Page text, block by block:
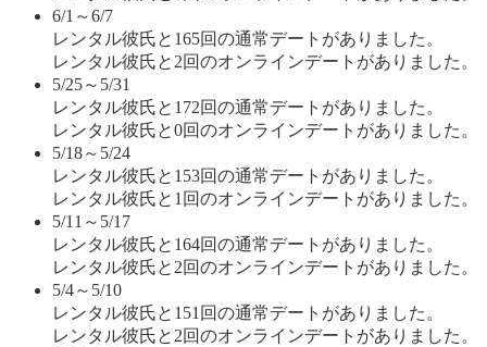
6/1～6/7
レンタル彼氏と165回の通常デートがありました。
レンタル彼氏と2回のオンラインデートがありました。
5/25～5/31
レンタル彼氏と172回の通常デートがありました。
レンタル彼氏と0回のオンラインデートがありました。
5/18～5/24
レンタル彼氏と153回の通常デートがありました。
レンタル彼氏と1回のオンラインデートがありました。
5/11～5/17
レンタル彼氏と164回の通常デートがありました。
レンタル彼氏と2回のオンラインデートがありました。
5/4～5/10
レンタル彼氏と151回の通常デートがありました。
レンタル彼氏と2回のオンラインデートがありました。